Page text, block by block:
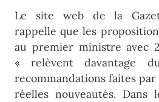
Le site web de la
rappelle que les
au premier ministre avec
« relèvent davantage
recommandations faites par
réelles nouveautés. Dans